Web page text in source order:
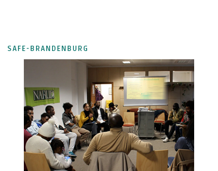
SAFE-BRANDENBURG